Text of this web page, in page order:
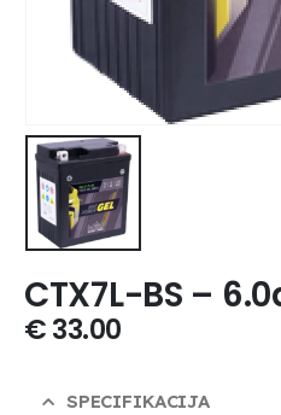
CTX7L-BS –
€33.00
SPECIFIKACIJA